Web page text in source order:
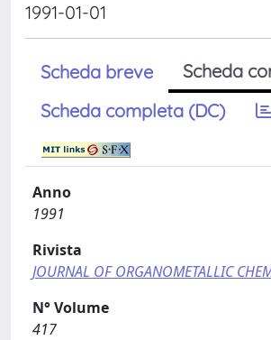
1991-01-01
Scheda breve
Scheda
Scheda completa (DC)
Anno
1991
Rivista
JOURNAL OF ORGANOMETALLIC
N° Volume
417